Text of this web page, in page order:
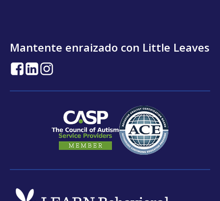
Mantente enraizado con Little Leaves
opens
in
a
opens
in
a
opens
in
a